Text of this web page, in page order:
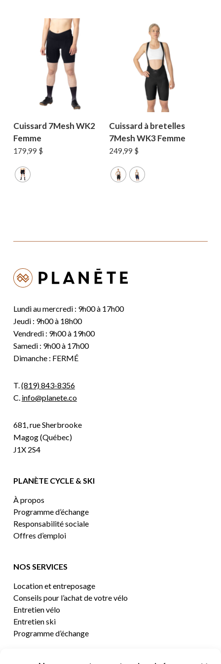
Cuissard 7Mesh WK2
Femme
179,99 $
Cuissard à bretelles
7Mesh WK3 Femme
249,99 $
Lundi au mercredi : 9h00 à 17h00
Jeudi : 9h00 à 18h00
Vendredi : 9h00 à 19h00
Samedi : 9h00 à 17h00
Dimanche : FERMÉ
T.(819) 843-8356
C. info@planete.co
681, rue Sherbrooke
Magog (Québec)
J1X 2S4
PLANÈTE CYCLE & SKI
À propos
Programme d’échange
Responsabilité sociale
Offres d’emploi
NOS SERVICES
Location et entreposage
Conseils pour l’achat de votre vélo
Entretien vélo
Entretien ski
Programme d’échange